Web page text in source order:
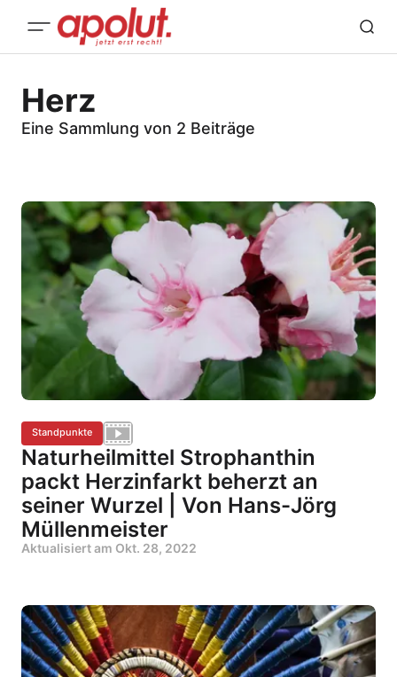
Herz
Eine Sammlung von 2 Beiträge
Standpunkte
Naturheilmittel Strophanthin
packt Herzinfarkt beherzt an
seiner Wurzel | Von Hans-Jörg
Müllenmeister
Aktualisiert am Okt. 28, 2022